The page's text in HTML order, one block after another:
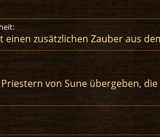
einen zusätzlichen Zauber aus
von Sune übergeben,